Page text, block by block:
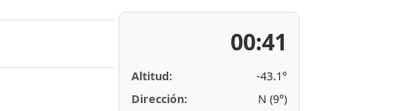
00:41
Altitud:
-43.1°
Dirección:
N (9°)